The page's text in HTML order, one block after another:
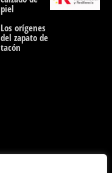
piel
Los orígenes
del zapato de
tacón